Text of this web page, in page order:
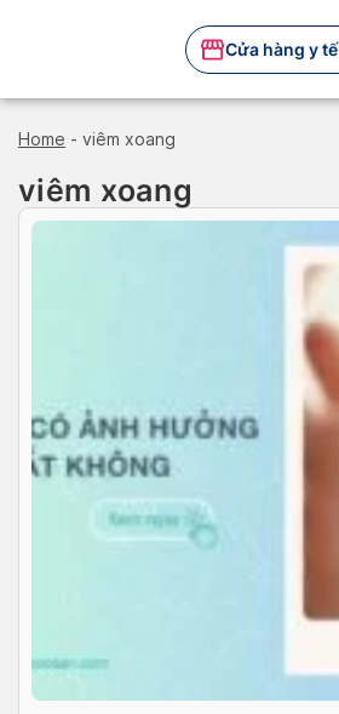
Cửa hàng y tế
Home - viêm xoang
viêm xoang